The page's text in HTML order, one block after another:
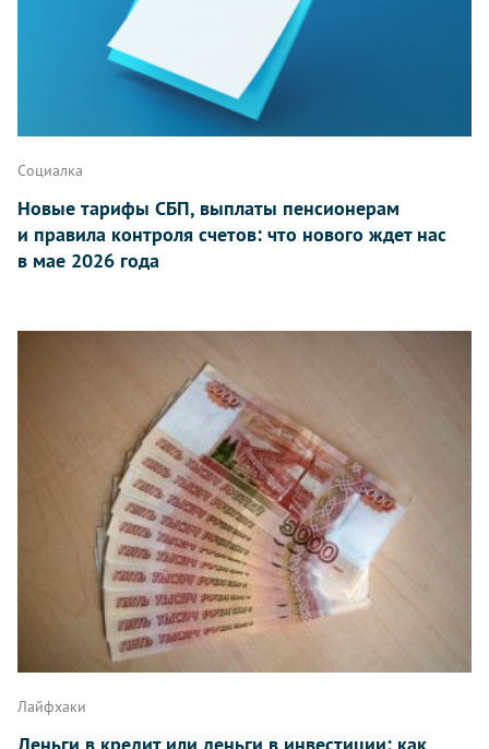
Социалка
Новые тарифы СБП, выплаты пенсионерам
и правила контроля счетов: что нового ждет нас
в мае 2026 года
Лайфхаки
Деньги в кредит или деньги в инвестиции: как